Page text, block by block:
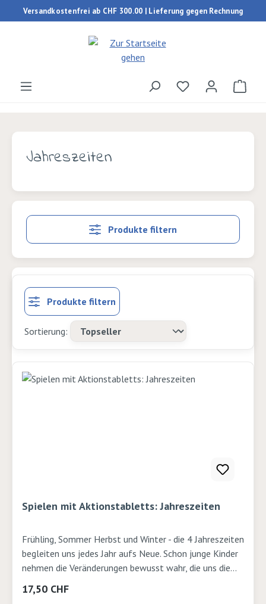
Zum Hauptinhalt springen
Versandkostenfrei ab CHF 300.00 | Lieferung gegen Rechnung
Du hast 0
Jahreszeiten
Produkte filtern
Produkte filtern
Spielen mit Aktionstabletts: Jahreszeiten
Frühling, Sommer Herbst und Winter - die 4 Jahreszeiten
begleiten uns jedes Jahr aufs Neue. Schon junge Kinder
nehmen die Veränderungen bewusst wahr, die uns die
Aktionstabletts aufgegriffen. Diese vielfältigen
Regulärer Preis:
17,50 CHF